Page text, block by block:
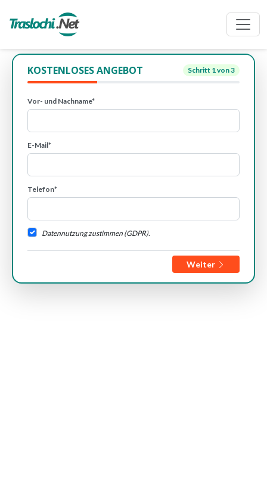
KOSTENLOSES ANGEBOT Schritt 1von 3
Vor- und Nachname*
E-Mail*
Telefon*
Datennutzung zustimmen (GDPR).
Weiter